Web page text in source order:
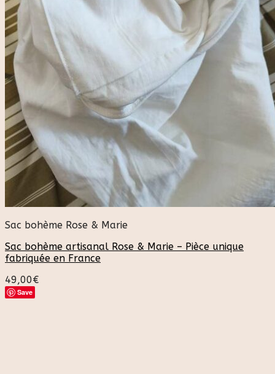
Sac bohème Rose & Marie
Sac bohème artisanal Rose & Marie – Pièce unique
fabriquée en France
49,00€
Save